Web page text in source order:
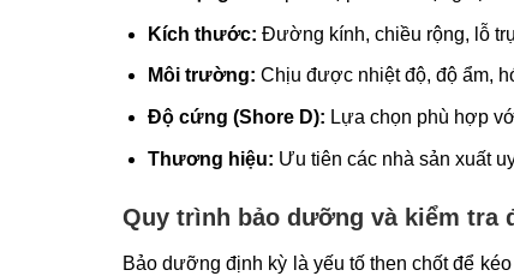
Kích thước: Đường kính, chiều rộng, lỗ
Môi trường: Chịu được nhiệt độ, độ ẩm,
Độ cứng (Shore D): Lựa chọn phù hợp
Thương hiệu: Ưu tiên các nhà sản xuất
Quy trình bảo dưỡng và kiểm tra
Bảo dưỡng định kỳ là yếu tố then chốt để